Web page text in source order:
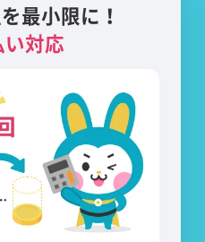
最小限に！
対応